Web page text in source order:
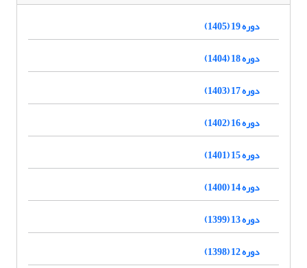
دوره 19 (1405)
دوره 18 (1404)
دوره 17 (1403)
دوره 16 (1402)
دوره 15 (1401)
دوره 14 (1400)
دوره 13 (1399)
دوره 12 (1398)